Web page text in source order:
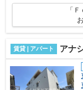
「
賃貸 | アパート アナ